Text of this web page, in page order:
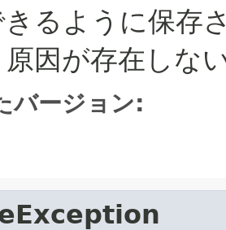
きるように保存
因が存在しな
バージョン: